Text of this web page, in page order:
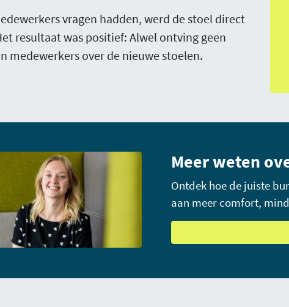
vragen hadden, werd de stoel direct
resultaat was positief: Alwel ontving geen
medewerkers over de nieuwe stoelen.
Meer weten
Ontdek hoe de juiste
aan meer comfort,